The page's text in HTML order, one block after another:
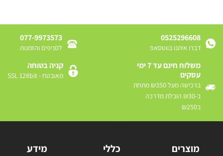
0525296608
דברו איתנו בווטסאפ
077-9973573
לסניפים והזמנות
משלוח חינם עד 7 ימי
עסקים
ברכישה מעל ₪350 מתחת
ב-₪30 הובלת מדרכה
ב₪250
קניה בטוחה
מאובטח - SSL 128bit
מוצרים כללי מידע